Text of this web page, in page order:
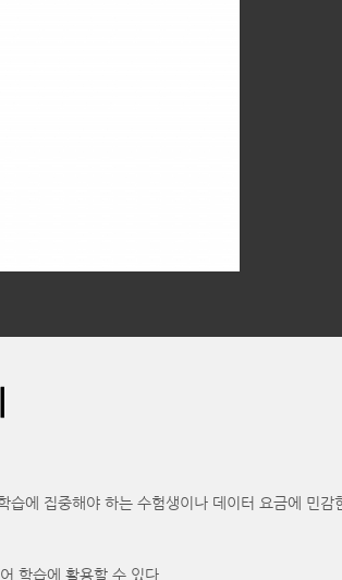
습에 집중해야 하는 수험생이나 데이터 요금에 민
학습에 활용할 수 있다.